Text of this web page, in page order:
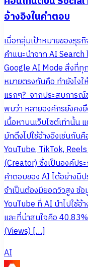
อ้างอิงในคำตอบ
เมื่อกลุ่มเป้าหมายของธุร
คำแนะนำจาก AI Search
Google AI Mode สิ่งที่ทุ
หมายตรงกันคือ ทำยังไง
แรกๆ? จากประสบการณ์
พบว่า หลายองค์กรยังคง
เนื้อหาบนเว็บไซต์เท่านั้น
มักดึงไปใช้อ้างอิงเช่นกัน
YouTube, TikTok,
(Creator) ซึ่งเป็นองค์ป
คำตอบของ AI ได้อย่างมี
จำเป็นต้องมียอดวิวสูง ข้
YouTube ที่ AI นำไปใช้
และที่น่าสนใจคือ
(Views) […]
AI